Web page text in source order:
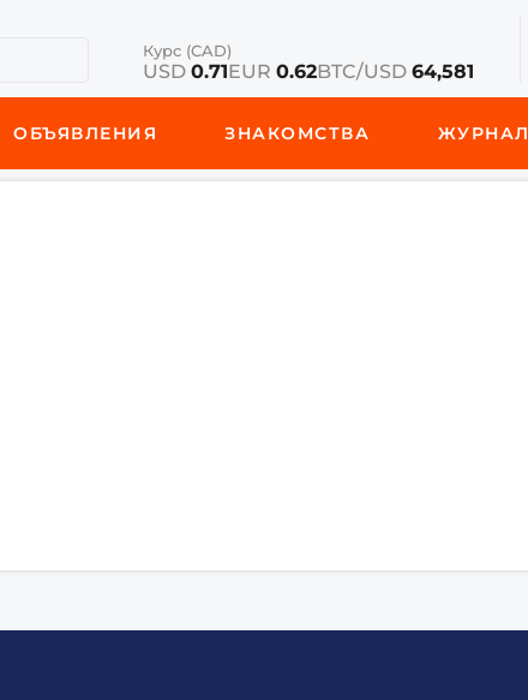
Курс (CAD)
USD 0.71EUR 0.62BTC/USD 64,581
ОБЪЯВЛЕНИЯ ЗНАКОМСТВА ЖУРНАЛ